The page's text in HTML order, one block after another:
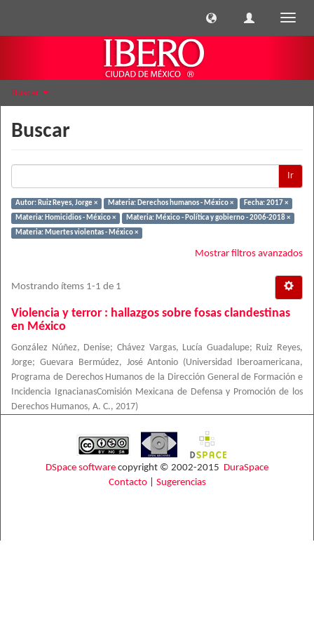
Buscar
Buscar
Ir
Autor: Ruiz Reyes, Jorge × Materia: Derechos humanos - México ×
Fecha: 2017 ×
Materia: Homicidios - México ×
Materia: México - Política y gobierno - 2006-2018 ×
Materia: Muertes violentas - México ×
Mostrar filtros avanzados
Mostrando ítems 1-1 de 1
Violencia y terror : hallazgos sobre fosas clandestinas
en México
González Núñez, Denise; Chávez Vargas, Lucía Guadalupe;
Ruiz Reyes,
Jorge; Guevara Bermúdez, José Antonio (Universidad Iberoamericana,
Programa de Derechos Humanos de la Dirección General de Formación e
Incidencia IgnacianasComisión Mexicana de Defensa y Promoción de los
Derechos Humanos, A. C., 2017)
DSpace software copyright © 2002-2015 DuraSpace
Contacto| Sugerencias